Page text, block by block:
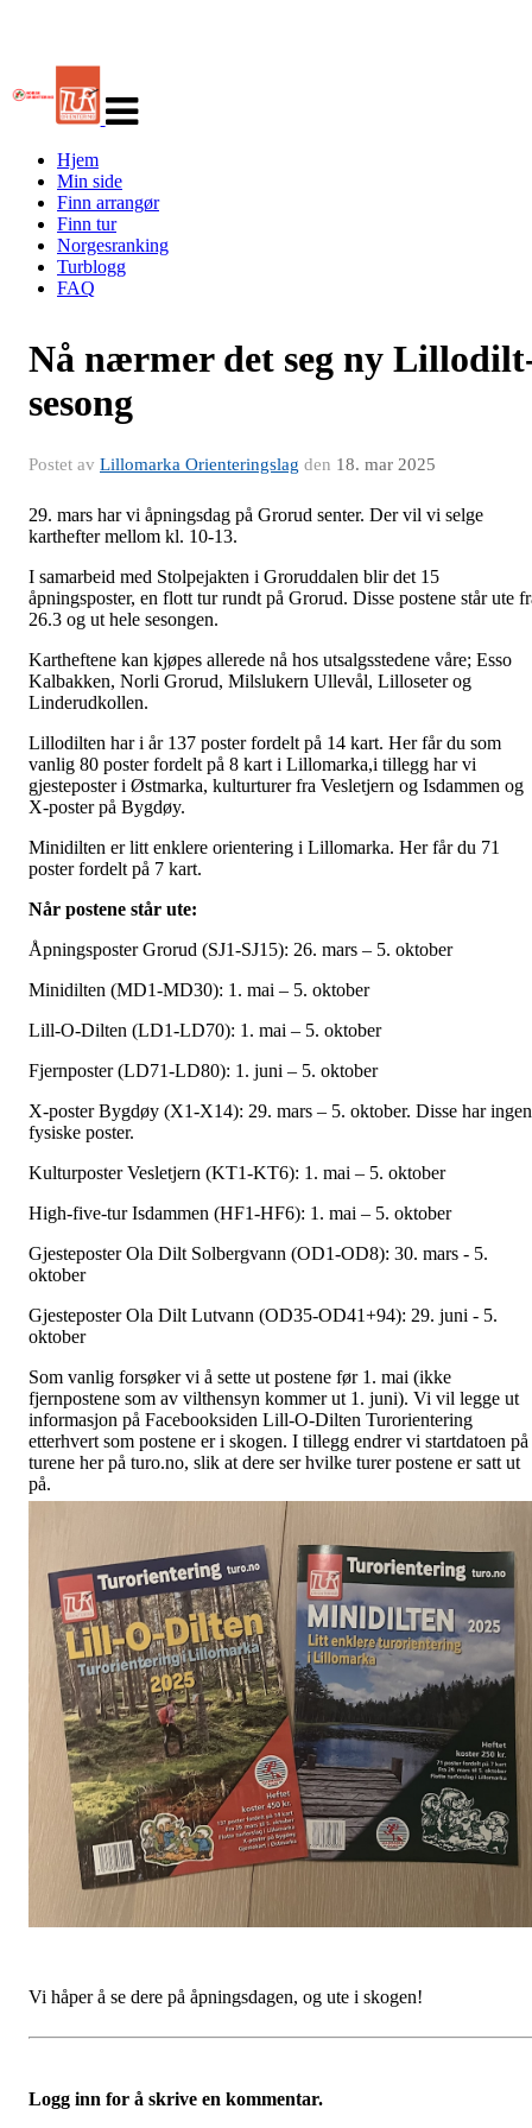
navigasjon
Hjem
Min side
Finn arrangør
Finn tur
Norgesranking
Turblogg
FAQ
Nå nærmer det seg ny
sesong
Postet av Lillomarka Orienteringslag den 18. mar 2025
29. mars har vi åpningsdag på Grorud senter. Der vil vi selge
karthefter mellom kl. 10-13.
I samarbeid med Stolpejakten i Groruddalen blir det 15
åpningsposter, en flott tur rundt på Grorud. Disse postene står ute
26.3 og ut hele sesongen.
Kartheftene kan kjøpes allerede nå hos utsalgsstedene våre; Esso
Kalbakken, Norli Grorud, Milslukern Ullevål, Lilloseter og
Linderudkollen.
Lillodilten har i år 137 poster fordelt på 14 kart. Her får du som
vanlig 80 poster fordelt på 8 kart i Lillomarka,i tillegg har vi
gjesteposter i Østmarka, kulturturer fra Vesletjern og Isdammen og
X-poster på Bygdøy.
Minidilten er litt enklere orientering i Lillomarka. Her får du 71
poster fordelt på 7 kart.
Når postene står ute:
Åpningsposter Grorud (SJ1-SJ15): 26. mars – 5. oktober
Minidilten (MD1-MD30): 1. mai – 5. oktober
Lill-O-Dilten (LD1-LD70): 1. mai – 5. oktober
Fjernposter (LD71-LD80): 1. juni – 5. oktober
X-poster Bygdøy (X1-X14): 29. mars – 5. oktober. Disse har ingen
fysiske poster.
Kulturposter Vesletjern (KT1-KT6): 1. mai – 5. oktober
High-five-tur Isdammen (HF1-HF6): 1. mai – 5. oktober
Gjesteposter Ola Dilt Solbergvann (OD1-OD8): 30. mars - 5.
oktober
Gjesteposter Ola Dilt Lutvann (OD35-OD41+94): 29. juni - 5.
oktober
Som vanlig forsøker vi å sette ut postene før 1. mai (ikke
fjernpostene som av vilthensyn kommer ut 1. juni). Vi vil legge ut
informasjon på Facebooksiden Lill-O-Dilten Turorientering
etterhvert som postene er i skogen. I tillegg endrer vi startdatoen på
turene her på turo.no, slik at dere ser hvilke turer postene er satt ut
på.
Vi håper å se dere på åpningsdagen, og ute i skogen!
Logg inn for å skrive en kommentar.